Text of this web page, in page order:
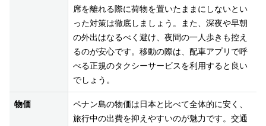
席を離れる際に荷物を置いたままにしないとい
った対策は徹底しましょう。また、深夜や早朝
の外出はなるべく避け、夜間の一人歩きも控え
るのが安心です。移動の際は、配車アプリで呼
べる正規のタクシーサービスを利用すると良い
でしょう。
物価
ペナン島の物価は日本と比べて全体的に安く、
旅行中の出費を抑えやすいのが魅力です。交通